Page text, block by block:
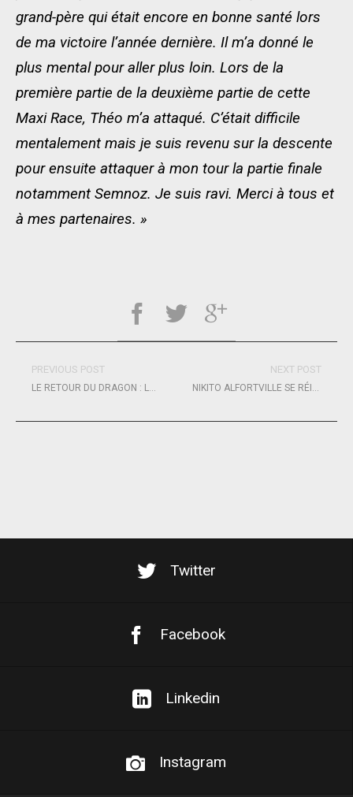
grand-père qui était encore en bonne santé lors
de ma victoire l’année dernière. Il m’a donné le
plus mental pour aller plus loin. Lors de la
première partie de la deuxième partie de cette
Maxi Race, Théo m’a attaqué. C’était difficile
mentalement mais je suis revenu sur la descente
pour ensuite attaquer à mon tour la partie finale
notamment Semnoz. Je suis ravi. Merci à tous et
à mes partenaires. »
PREVIOUS POST
LE RETOUR DU DRAGON : LE PARI FOU DE MAXIME SOREL
NEXT POST
NIKITO ALFORTVILLE SE RÉINVENTE AVEC PALOMANO ET UN NOUVEAU LASER GAME IMMERSIF
Twitter
Facebook
Linkedin
Instagram